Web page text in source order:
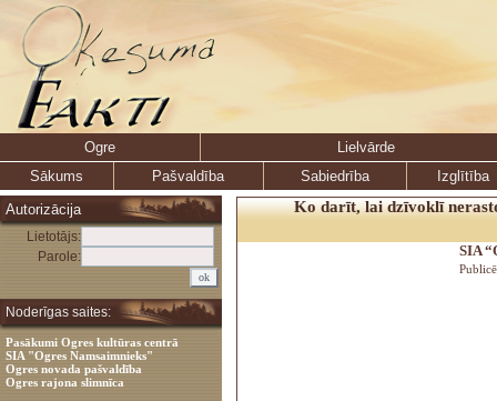
Ogre
Lielvārde
Sākums
Pašvaldība Sabiedrība
Izglītība
Autorizācija
Lietotājs:
Parole:
Noderīgas saites:
Pasākumi Ogres kultūras centrā
SIA "Ogres Namsaimnieks"
Ogres novada pašvaldība
Ogres rajona slimnīca
Ko darīt, lai dzīvoklī
SIA